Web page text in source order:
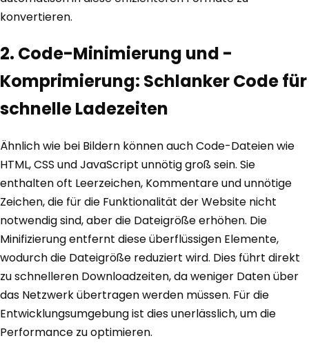
konvertieren.
2. Code-Minimierung und -
Komprimierung: Schlanker Code für
schnelle Ladezeiten
Ähnlich wie bei Bildern können auch Code-Dateien wie
HTML, CSS und JavaScript unnötig groß sein. Sie
enthalten oft Leerzeichen, Kommentare und unnötige
Zeichen, die für die Funktionalität der Website nicht
notwendig sind, aber die Dateigröße erhöhen. Die
Minifizierung entfernt diese überflüssigen Elemente,
wodurch die Dateigröße reduziert wird. Dies führt direkt
zu schnelleren Downloadzeiten, da weniger Daten über
das Netzwerk übertragen werden müssen. Für die
Entwicklungsumgebung ist dies unerlässlich, um die
Performance zu optimieren.